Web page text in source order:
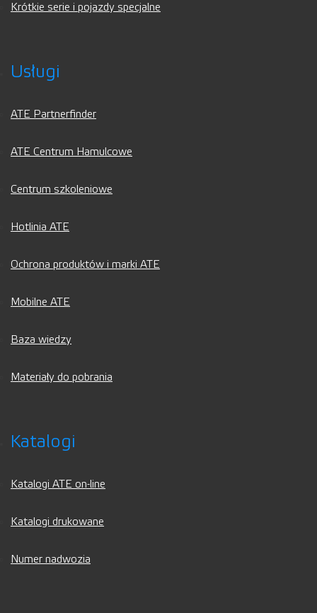
Krótkie serie i pojazdy specjalne
Usługi
ATE Partnerfinder
ATE Centrum Hamulcowe
Centrum szkoleniowe
Hotlinia ATE
Ochrona produktów i marki ATE
Mobilne ATE
Baza wiedzy
Materiały do pobrania
Katalogi
Katalogi ATE on-line
Katalogi drukowane
Numer nadwozia